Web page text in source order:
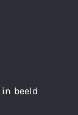
beeld